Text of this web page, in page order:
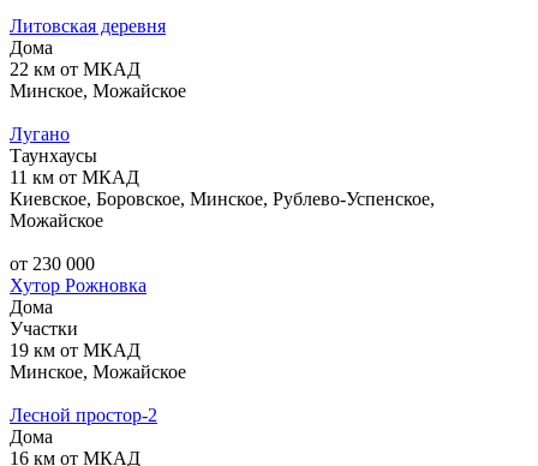
Литовская деревня
Дома
22 км от МКАД
Минское, Можайское
Лугано
Таунхаусы
11 км от МКАД
Киевское, Боровское, Минское, Рублево-Успенское,
Можайское
от 230 000
Хутор Рожновка
Дома
Участки
19 км от МКАД
Минское, Можайское
Лесной простор-2
Дома
16 км от МКАД